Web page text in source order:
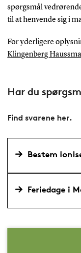
spørgsmål
til at henvende sig i
For yderligere
Klingenberg
Har du
Find svarene her.
Bestem
Feriedage i